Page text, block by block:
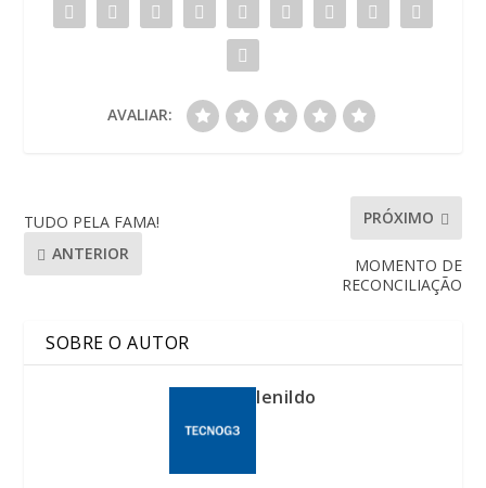
AVALIAR:
TUDO PELA FAMA!
ANTERIOR
PRÓXIMO
MOMENTO DE
RECONCILIAÇÃO
SOBRE O AUTOR
lenildo